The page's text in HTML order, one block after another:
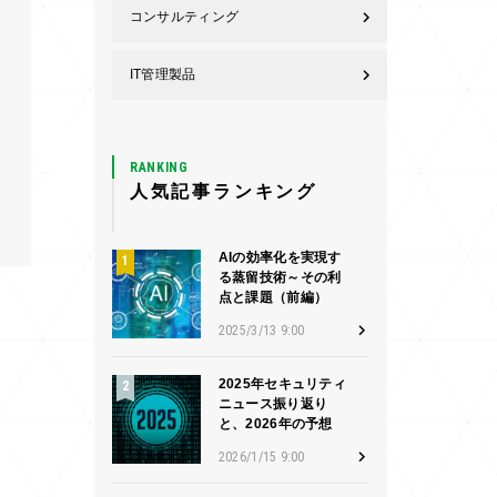
コンサルティング
IT管理製品
RANKING
人気記事ランキング
AIの効率化を実現す
る蒸留技術～その利
点と課題（前編）
2025/3/13 9:00
2025年セキュリティ
ニュース振り返り
と、2026年の予想
2026/1/15 9:00